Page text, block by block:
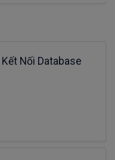
Kết Nối Database